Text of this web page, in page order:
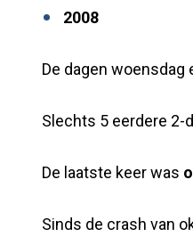
2008
De dagen woensdag
Slechts 5 eerdere 2-
De laatste keer was
Sinds de crash van